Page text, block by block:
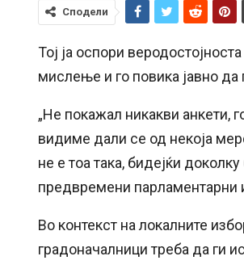
Сподели
Тој ја оспори
мислење и го повика јавно да
„Не покажал никакви анкети,
видиме дали се од некоја
не е тоа така, бидејќи
предвремени парламентарни
Во контекст на локалните
градоначалници треба да ги